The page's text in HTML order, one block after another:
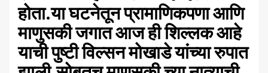
होता.या घटनेतून प्रामाणिकपणा आणि
माणुसकी जगात आज ही शिल्लक आहे
याची पुष्टी विल्सन मोखाडे यांच्या रुपात